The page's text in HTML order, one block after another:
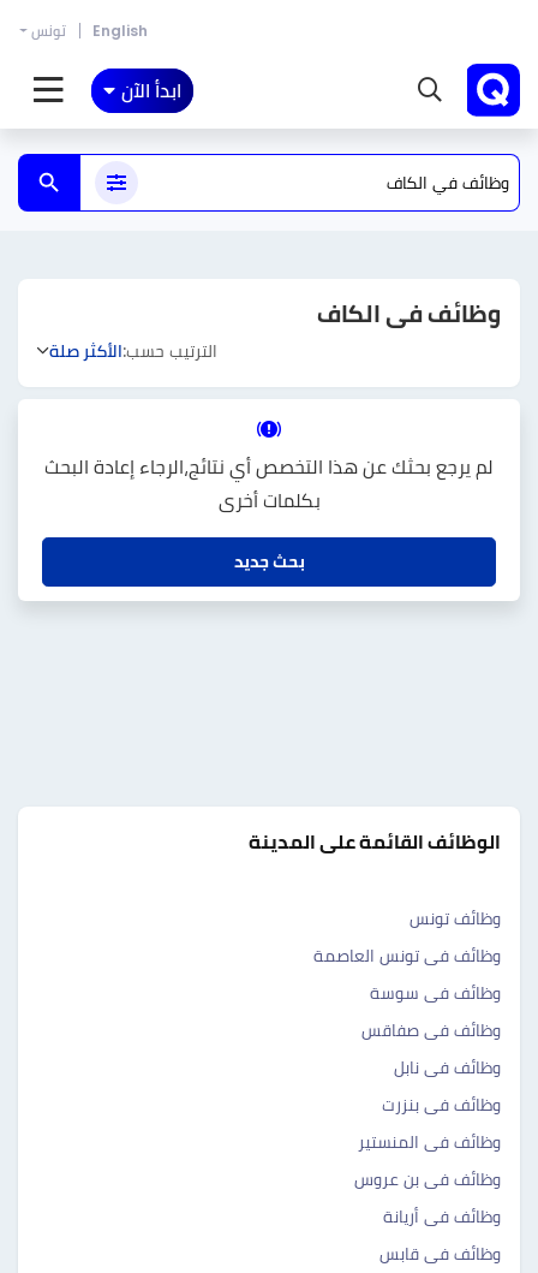
English تونس
ابدأ الآن
وظائف فى الكاف
الترتيب حسب:الأكثر صلة
لم يرجع بحثك عن هذا التخصص أي نتائج،الرجاء إعادة البحث
بكلمات أخرى
بحث جديد
الوظائف القائمة على المدينة
وظائف تونس
وظائف فى تونس العاصمة
وظائف فى سوسة
وظائف فى صفاقس
وظائف فى نابل
وظائف فى بنزرت
وظائف فى المنستير
وظائف فى بن عروس
وظائف فى أريانة
وظائف فى قابس